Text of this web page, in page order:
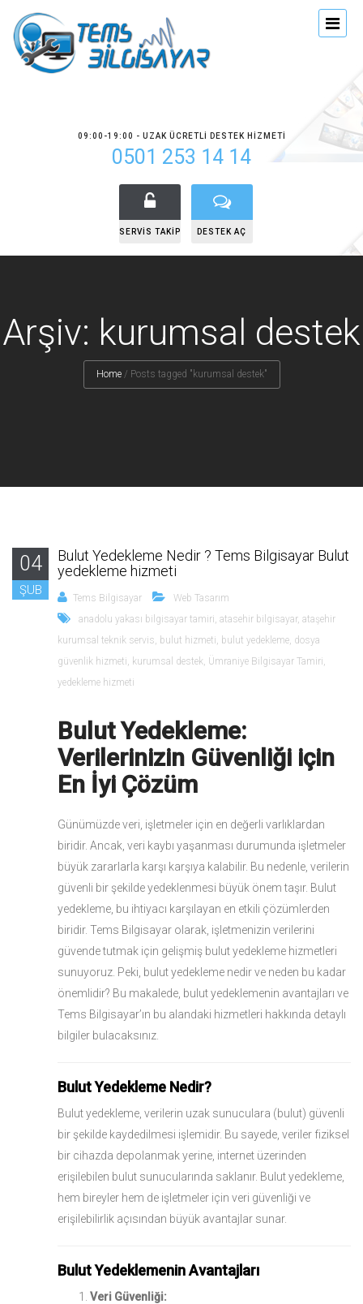
09:00-19:00 - UZAK ÜCRETLI DESTEK HIZMETI
0501 253 14 14
SERVIS TAKIP DESTEK AÇ
Arşiv: kurumsal destek
Home / Posts tagged "kurumsal destek"
04
ŞUB
Bulut Yedekleme Nedir ? Tems Bilgisayar Bulut
yedekleme hizmeti
Tems Bilgisayar
Web Tasarım
anadolu yakası bilgisayar tamiri, atasehir bilgisayar, ataşehir
kurumsal teknik servis, bulut hizmeti, bulut yedekleme, dosya
güvenlik hizmeti, kurumsal destek, Ümraniye Bilgisayar Tamiri,
yedekleme hizmeti
Bulut Yedekleme:
Verilerinizin Güvenliği için
En İyi Çözüm
Günümüzde veri, işletmeler için en değerli varlıklardan
biridir. Ancak, veri kaybı yaşanması durumunda işletmeler
büyük zararlarla karşı karşıya kalabilir. Bu nedenle, verilerin
güvenli bir şekilde yedeklenmesi büyük önem taşır. Bulut
yedekleme, bu ihtiyacı karşılayan en etkili çözümlerden
biridir. Tems Bilgisayar olarak, işletmenizin verilerini
güvende tutmak için gelişmiş bulut yedekleme hizmetleri
sunuyoruz. Peki, bulut yedekleme nedir ve neden bu kadar
önemlidir? Bu makalede, bulut yedeklemenin avantajları ve
Tems Bilgisayar’ın bu alandaki hizmetleri hakkında detaylı
bilgiler bulacaksınız.
Bulut Yedekleme Nedir?
Bulut yedekleme, verilerin uzak sunuculara (bulut) güvenli
bir şekilde kaydedilmesi işlemidir. Bu sayede, veriler fiziksel
bir cihazda depolanmak yerine, internet üzerinden
erişilebilen bulut sunucularında saklanır. Bulut yedekleme,
hem bireyler hem de işletmeler için veri güvenliği ve
erişilebilirlik açısından büyük avantajlar sunar.
Bulut Yedeklemenin Avantajları
Veri Güvenliği: